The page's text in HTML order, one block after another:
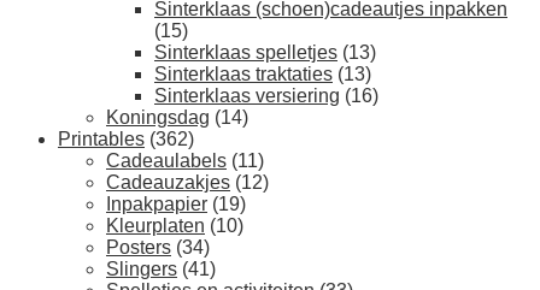
Sinterklaas (schoen)cadeautjes inpakken
(15)
Sinterklaas spelletjes (13)
Sinterklaas traktaties (13)
Sinterklaas versiering (16)
Koningsdag (14)
Printables (362)
Cadeaulabels (11)
Cadeauzakjes (12)
Inpakpapier (19)
Kleurplaten (10)
Posters (34)
Slingers (41)